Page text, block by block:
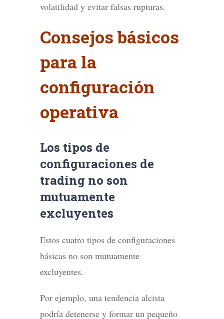
volatilidad y evitar falsas rupturas.
Consejos básicos
para la
configuración
operativa
Los tipos de
configuraciones de
trading no son
mutuamente
excluyentes
Estos cuatro tipos de configuraciones
básicas no son mutuamente
excluyentes.
Por ejemplo, una tendencia alcista
podría detenerse y formar un pequeño